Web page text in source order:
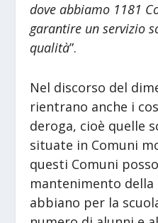
dove abbiamo 1181
garantire un servizio
qualità”.
Nel discorso del
rientrano anche i
deroga, cioè quelle
situate in Comuni
questi Comuni
mantenimento della
abbiano per la